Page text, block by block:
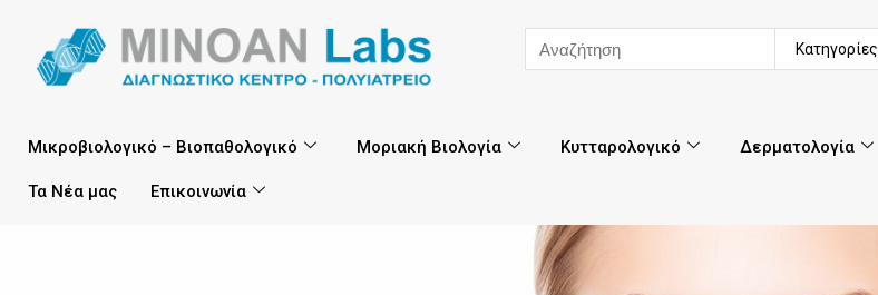
Κατηγορίες
Μικροβιολογικό – Βιοπαθολογικό Μοριακή Βιολογία Κυτταρολογικό Δερματολογία
Τα Νέα μας Επικοινωνία